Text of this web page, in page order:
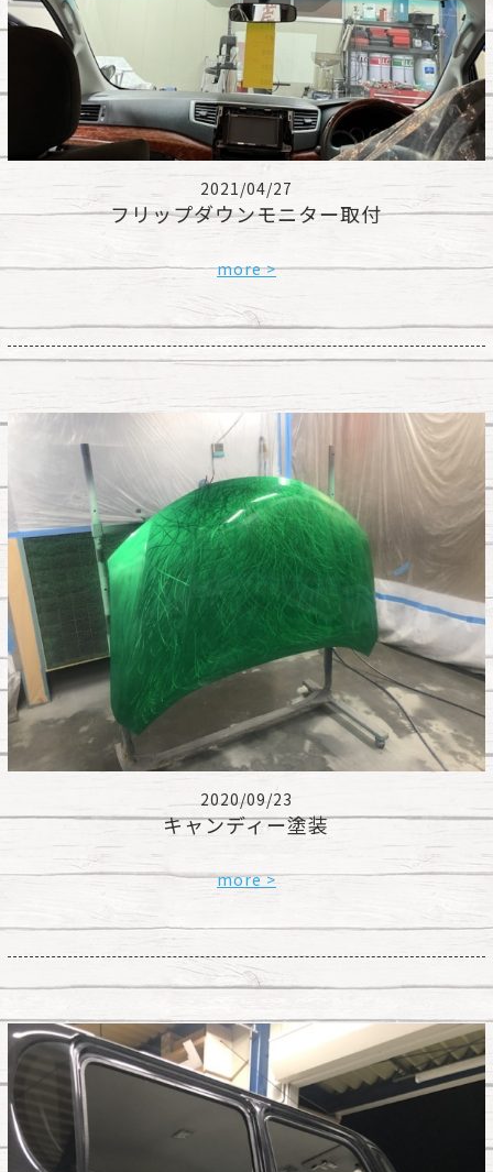
2021/04/27
フリップダウンモニター取付
more >
2020/09/23
キャンディー塗装
more >